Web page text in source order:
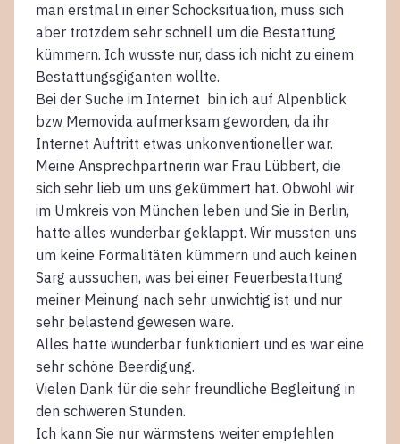
man erstmal in einer Schocksituation, muss sich
aber trotzdem sehr schnell um die Bestattung
kümmern. Ich wusste nur, dass ich nicht zu einem
Bestattungsgiganten wollte.
Bei der Suche im Internet bin ich auf Alpenblick
bzw Memovida aufmerksam geworden, da ihr
Internet Auftritt etwas unkonventioneller war.
Meine Ansprechpartnerin war Frau Lübbert, die
sich sehr lieb um uns gekümmert hat. Obwohl wir
im Umkreis von München leben und Sie in Berlin,
hatte alles wunderbar geklappt. Wir mussten uns
um keine Formalitäten kümmern und auch keinen
Sarg aussuchen, was bei einer Feuerbestattung
meiner Meinung nach sehr unwichtig ist und nur
sehr belastend gewesen wäre.
Alles hatte wunderbar funktioniert und es war eine
sehr schöne Beerdigung.
Vielen Dank für die sehr freundliche Begleitung in
den schweren Stunden.
Ich kann Sie nur wärmstens weiter empfehlen